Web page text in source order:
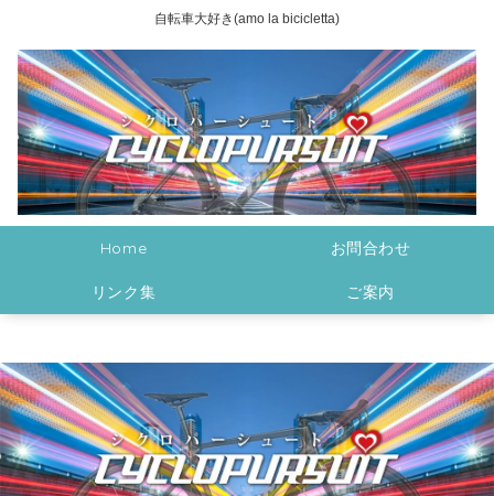
自転車大好き(amo la bicicletta)
Home お問合わせ
リンク集 ご案内